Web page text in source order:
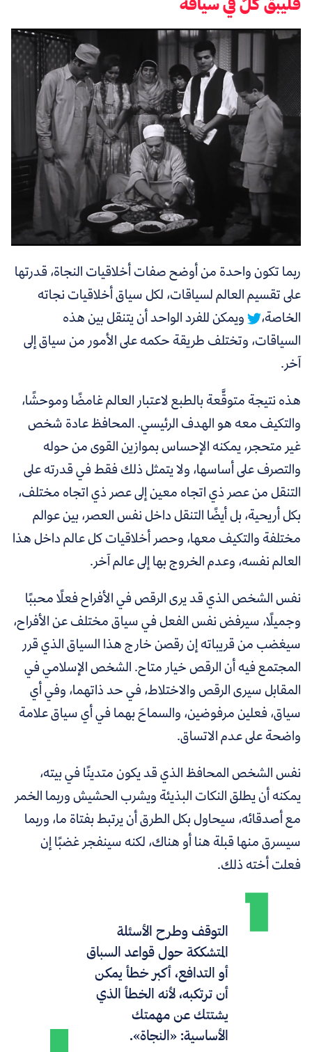
ربما تكون واحدة من أوضح صفات أخلاقيات النجاة، قدرتها
على تقسيم العالم لسياقات، لكل سياق أخلاقيات نجاته
الخاصة،
ويمكن للفرد الواحد أن يتنقل بين هذه
السياقات، وتختلف طريقة حكمه على الأمور من سياق إلى
آخر.
هذه نتيجة متوقَّعة بالطبع لاعتبار العالم غامضًا وموحشًا،
والتكيف معه هو الهدف الرئيسي. المحافظ عادة شخص
غير متحجر، يمكنه الإحساس بموازين القوى من حوله
والتصرف على أساسها، ولا يتمثل ذلك فقط في قدرته على
التنقل من عصر ذي اتجاه معين إلى عصر ذي اتجاه مختلف،
بكل أريحية، بل أيضًا التنقل داخل نفس العصر، بين عوالم
مختلفة والتكيف معها، وحصر أخلاقيات كل عالم داخل هذا
العالم نفسه، وعدم الخروج بها إلى عالم آخر.
نفس الشخص الذي قد يرى الرقص في الأفراح فعلًا محببًا
وجميلًا، سيرفض نفس الفعل في سياق مختلف عن الأفراح،
سيغضب من قريباته إن رقصن خارج هذا السياق الذي قرر
المجتمع فيه أن الرقص خيار متاح. الشخص الإسلامي في
المقابل سيرى الرقص والاختلاط، في حد ذاتهما، وفي أي
سياق، فعلين مرفوضين، والسماحَ بهما في أي سياق علامة
واضحة على عدم الاتساق.
نفس الشخص المحافظ الذي قد يكون متدينًا في بيته،
يمكنه أن يطلق النكات البذيئة ويشرب الحشيش وربما الخمر
مع أصدقائه، سيحاول بكل الطرق أن يرتبط بفتاة ما، وربما
سيسرق منها قبلة هنا أو هناك، لكنه سينفجر غضبًا إن
فعلت أخته ذلك.
التوقف وطرح الأسئلة
المتشككة حول قواعد السباق
أو التدافع، أكبر خطأ يمكن
أن ترتكبه، لأنه الخطأ الذي
يشتتك عن مهمتك
الأساسية: «النجاة».